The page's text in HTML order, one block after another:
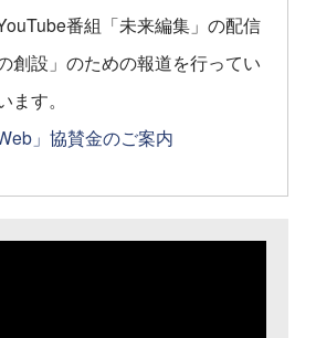
番組「未来編集」の配信
創設」のための報道を行ってい
ます。
」協賛金のご案内